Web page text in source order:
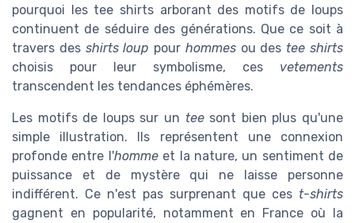
pourquoi les tee shirts arborant des motifs de loups
continuent de séduire des générations. Que ce soit à
travers des shirts loup pour hommesou des tee shirts
choisis pour leur symbolisme, ces vetements
transcendent les tendances éphémères.
Les motifs de loups sur un teesont bien plus qu'une
simple illustration. Ils représentent une connexion
profonde entre l'hommeet la nature, un sentiment de
puissance et de mystère qui ne laisse personne
indifférent. Ce n'est pas surprenant que ces t-shirts
gagnent en popularité, notamment en France où la